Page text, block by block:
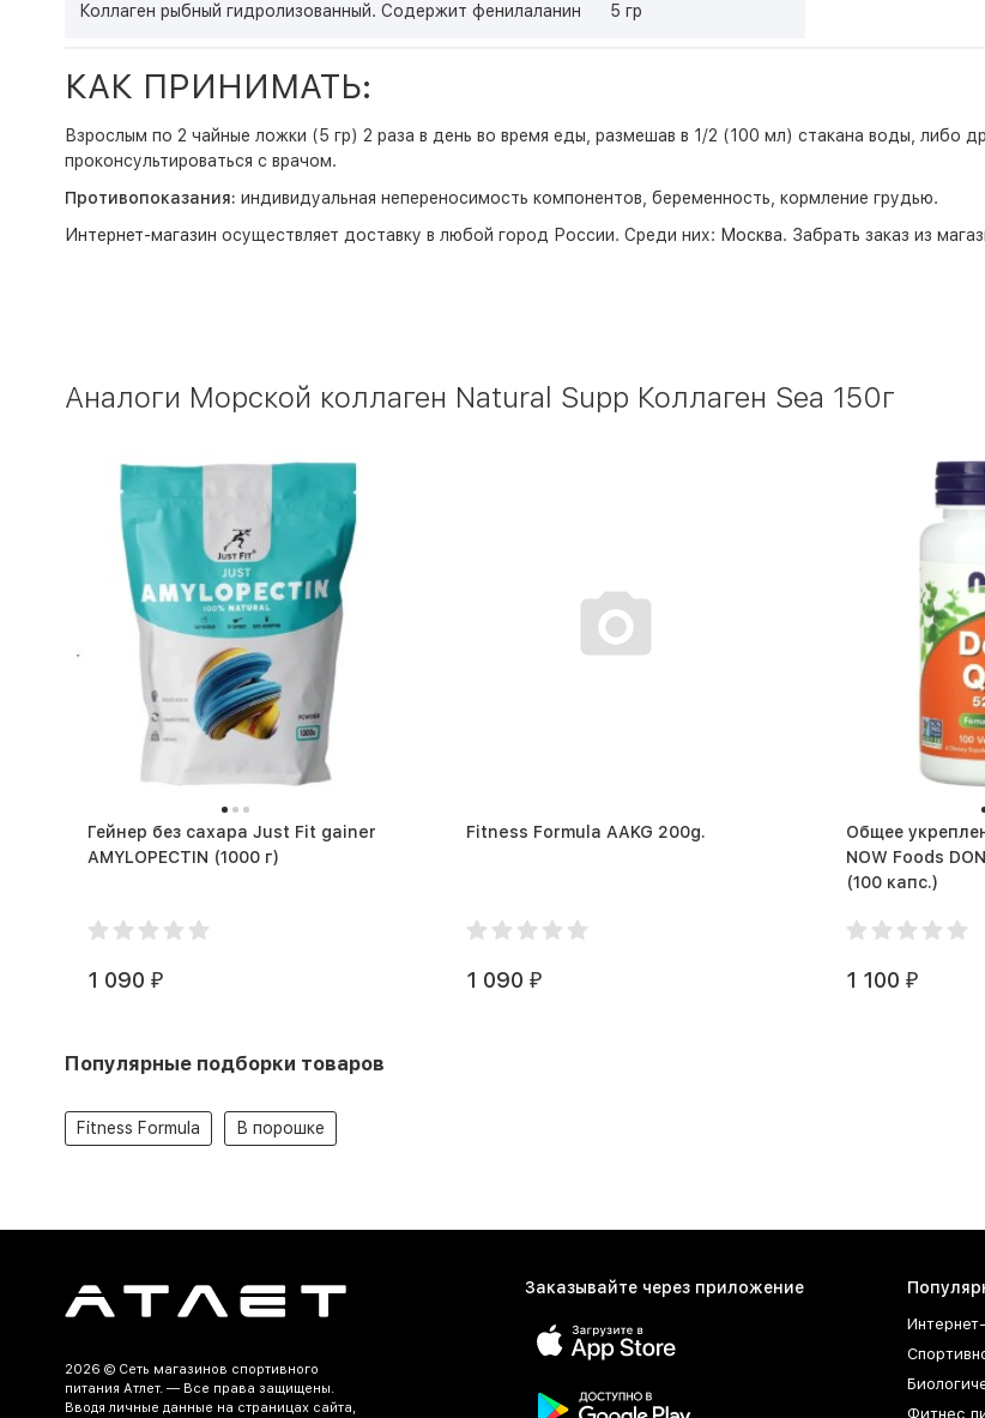
Коллаген рыбный гидролизованный. Содержит фенилаланин 5 гр
КАК ПРИНИМАТЬ:
Взрослым по 2 чайные ложки (5 гр) 2 раза в день во время еды, размешав в 1/2 (100 мл) стакана воды, либо
проконсультироваться с врачом.
Противопоказания: индивидуальная непереносимость компонентов, беременность, кормление грудью.
Интернет-магазин осуществляет доставку в любой город России. Среди них: Москва. Забрать заказ из
Аналоги Морской коллаген Natural Supp Коллаген Sea 150г
Гейнер без сахара Just Fit gainer
AMYLOPECTIN (1000 г)
1 090 ₽
Fitness Formula AAKG 200g.
1 090 ₽
Общее
NOW Foods
(100 капс.)
1 100 ₽
Популярные подборки товаров
Fitness Formula В порошке
2026 © Сеть магазинов спортивного
питания Атлет. — Все права защищены.
Вводя личные данные на страницах сайта,
Заказывайте через приложение
Фитнес